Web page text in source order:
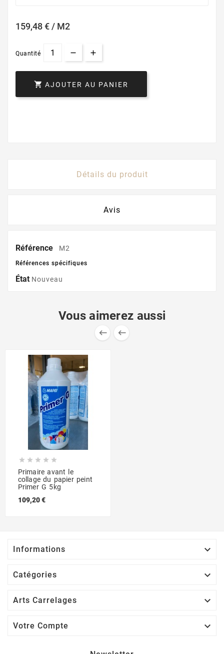
159,48 € / M2
Quantité
 AJOUTER AU PANIER
Détails du produit
Avis
Référence M2
Références spécifiques
État Nouveau
Vous aimerez aussi
 
    
Primaire avant le
collage du papier peint
Primer G 5kg
109,20 €
Informations 
Catégories 
Arts Carrelages 
Votre Compte 